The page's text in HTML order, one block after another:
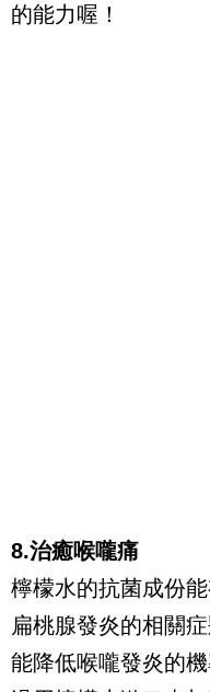
的能力喔！
8.治癒喉嚨痛
檸檬水的抗菌成份
扁桃腺發炎的相關
能降低喉嚨發炎的